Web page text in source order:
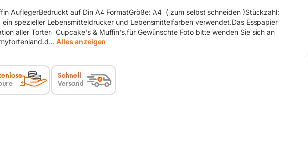
AuflegerBedruckt auf Din A4 FormatGröße: A4 ( zum selbst schneiden )Stückzahl:
ein spezieller Lebensmitteldrucker und Lebensmittelfarben verwendet.Das Esspapier
aller Torten Cupcake's & Muffin's.für Gewünschte Foto bitte wenden Sie sich an
Alles anzeigen